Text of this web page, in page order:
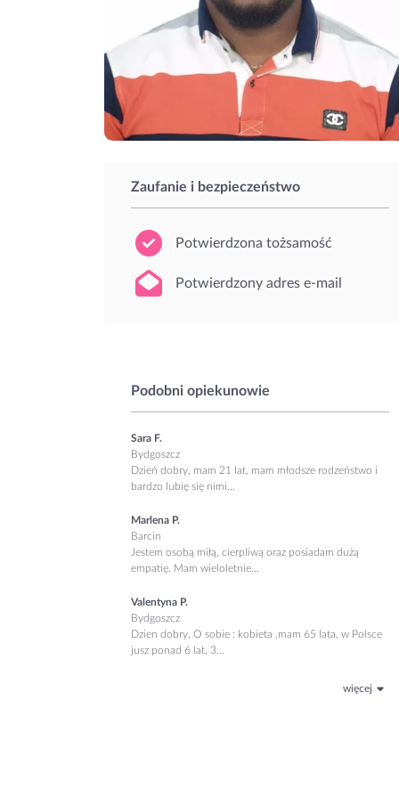
Zaufanie i bezpieczeństwo
Potwierdzona tożsamość
Potwierdzony adres e-mail
Podobni opiekunowie
Sara F.
Bydgoszcz
Dzień dobry, mam 21 lat, mam młodsze rodzeństwo i
bardzo lubię się nimi...
Marlena P.
Barcin
Jestem osobą miłą, cierpliwą oraz posiadam dużą
empatię. Mam wieloletnie...
Valentyna P.
Bydgoszcz
Dzien dobry. O sobie : kobieta ,mam 65 lata, w Polsce
jusz ponad 6 lat, 3...
więcej